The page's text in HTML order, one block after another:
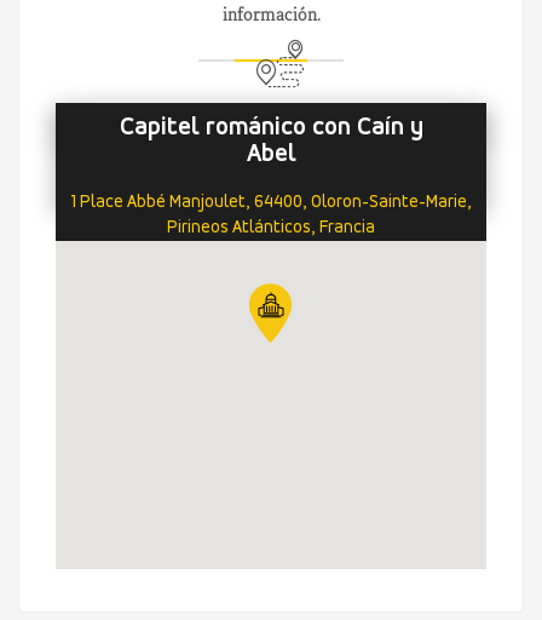
información.
Capitel románico con Caín y
Abel
1 Place Abbé Manjoulet, 64400, Oloron-Sainte-Marie,
Pirineos Atlánticos, Francia